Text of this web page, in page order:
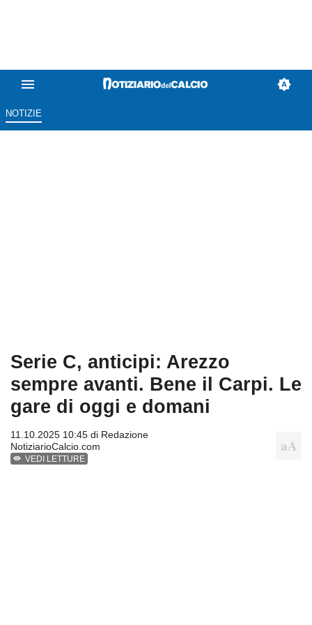
NOTIZIE
Serie C, anticipi: Arezzo
sempre avanti. Bene il Carpi. Le
gare di oggi e domani
11.10.2025 10:45 di Redazione
NotiziarioCalcio.com
VEDI LETTURE